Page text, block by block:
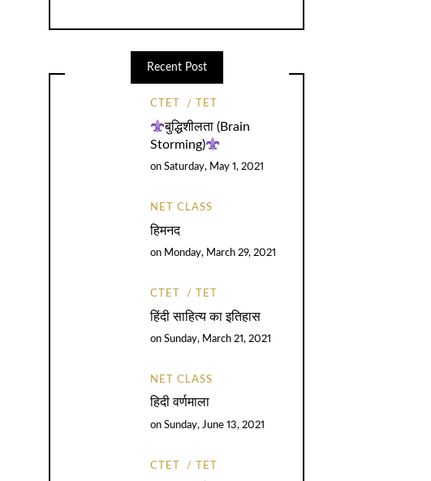
Recent Post
CTET TET
बुद्धिशीलता (Brain
Storming)
on Saturday, May 1, 2021
NET CLASS
हिमनद
on Monday, March 29, 2021
CTET TET
हिंदी साहित्य का इतिहास
on Sunday, March 21, 2021
NET CLASS
हिदी वर्णमाला
on Sunday, June 13, 2021
CTET TET